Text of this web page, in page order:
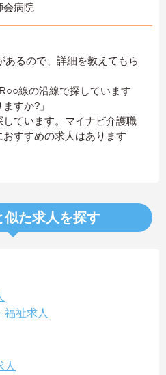
会病院
あるので、詳細を教えてもら
線の沿線で探しています
すか?」
しています。マイナビ介護職
すすめの求人はあります
似た求人を探す
福祉求人
人